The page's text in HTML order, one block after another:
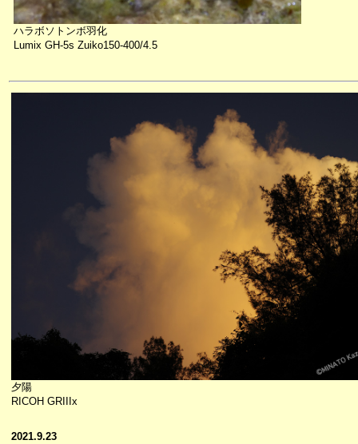
ハラボソトンボ羽化
Lumix GH-5s Zuiko150-400/4.5
夕陽
RICOH GRIIIx
2021.9.23